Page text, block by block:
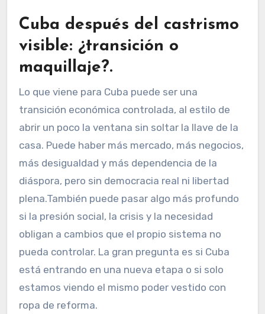
Cuba después del castrismo
visible: ¿transición o
maquillaje?.
Lo que viene para Cuba puede ser una
transición económica controlada, al estilo de
abrir un poco la ventana sin soltar la llave de la
casa. Puede haber más mercado, más negocios,
más desigualdad y más dependencia de la
diáspora, pero sin democracia real ni libertad
plena.También puede pasar algo más profundo
si la presión social, la crisis y la necesidad
obligan a cambios que el propio sistema no
pueda controlar. La gran pregunta es si Cuba
está entrando en una nueva etapa o si solo
estamos viendo el mismo poder vestido con
ropa de reforma.